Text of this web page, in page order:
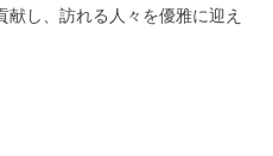
し、訪れる人々を優雅に迎え